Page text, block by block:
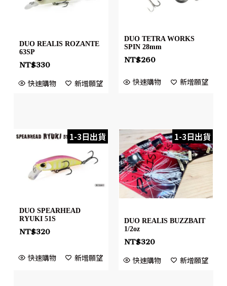
DUO REALIS ROZANTE
63SP
NT$330
快速購物 新增願望
DUO TETRA WORKS
SPIN 28mm
NT$260
快速購物 新增願望
1-3日出貨
DUO SPEARHEAD
RYUKI 51S
NT$320
快速購物 新增願望
1-3日出貨
DUO REALIS BUZZBAIT
1/2oz
NT$320
快速購物 新增願望